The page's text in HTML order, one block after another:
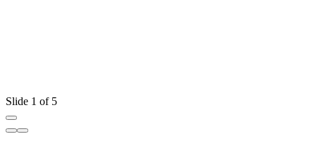
Slide 1 of 5